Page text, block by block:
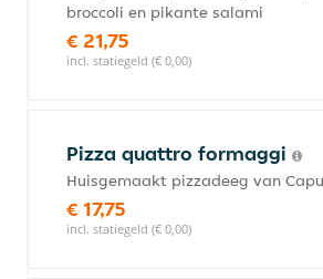
broccoli en pikante salami
€ 21,75
incl. statiegeld (€ 0,00)
Pizza quattro formaggi
Huisgemaakt pizzadeeg van
€ 17,75
incl. statiegeld (€ 0,00)